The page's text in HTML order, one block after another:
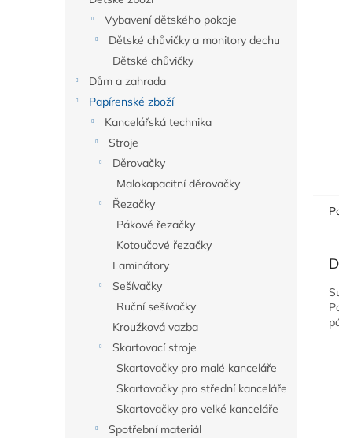
Vybavení dětského pokoje
Dětské chůvičky a monitory dechu
Dětské chůvičky
Dům a zahrada
Papírenské zboží
Kancelářská technika
Stroje
Děrovačky
Malokapacitní děrovačky
Řezačky
Pákové řezačky
Kotoučové řezačky
Laminátory
Sešívačky
Ruční sešívačky
Kroužková vazba
Skartovací stroje
Skartovačky pro malé kanceláře
Skartovačky pro střední kanceláře
Skartovačky pro velké kanceláře
Spotřební materiál